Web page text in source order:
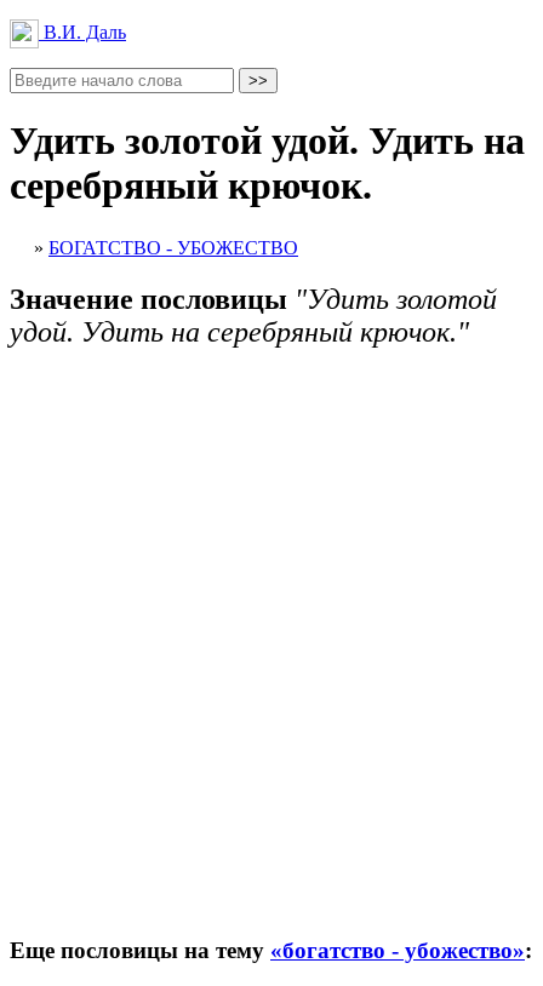
В.И. Даль
Удить золотой удой. Удить на
серебряный крючок.
» БОГАТСТВО - УБОЖЕСТВО
Значение пословицы "Удить золотой
удой. Удить на серебряный крючок."
Еще пословицы на тему «богатство - убожество»: